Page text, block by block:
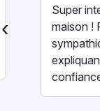
Super
maison !
expliquant
confiance.
‹